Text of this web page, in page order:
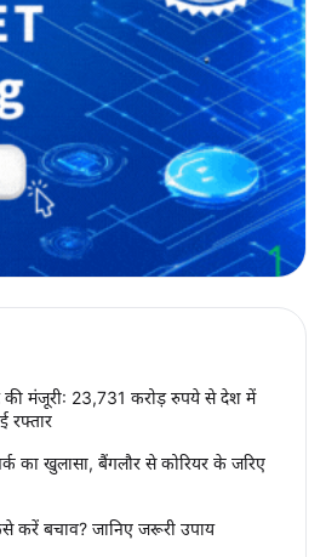
की मंजूरी: 23,731 करोड़ रुपये से देश में
रफ्तार
का खुलासा, बैंगलौर से कोरियर के जरिए
करें बचाव? जानिए जरूरी उपाय